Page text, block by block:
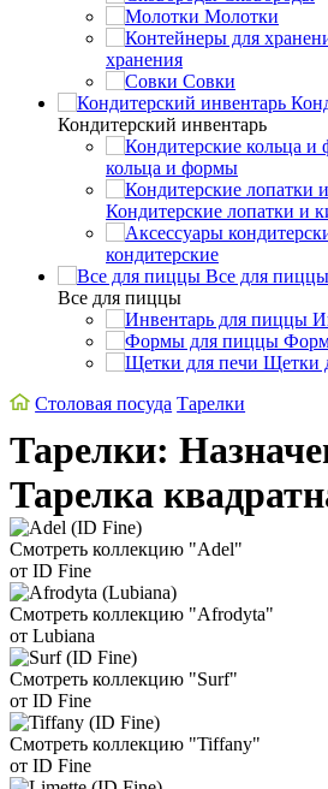
Молотки
хранения
Совки
Кондитерский инвентарь
кольца и формы
Кондитерские лопатки и
кондитерские
Все для пиццы
Все для пиццы
Щетки
Столовая посуда Тарелки
Тарелки:
Тарелка
Смотреть коллекцию "Adel"
от ID Fine
Смотреть коллекцию "Afrodyta"
от Lubiana
Смотреть коллекцию "Surf"
от ID Fine
Смотреть коллекцию "Tiffany"
от ID Fine